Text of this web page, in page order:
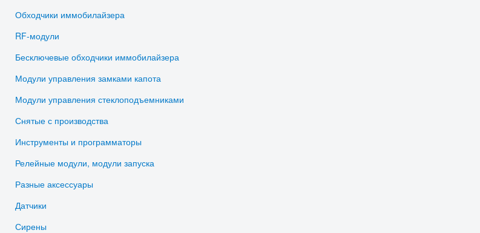
Обходчики иммобилайзера
RF-модули
Бесключевые обходчики иммобилайзера
Модули управления замками капота
Модули управления стеклоподъемниками
Снятые с производства
Инструменты и программаторы
Релейные модули, модули запуска
Разные аксессуары
Датчики
Сирены